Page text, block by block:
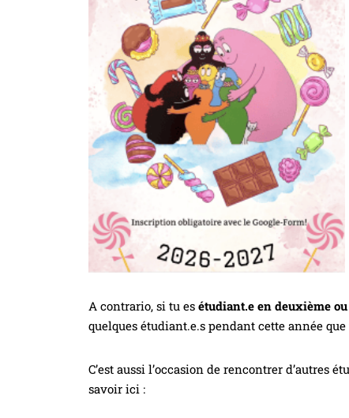
A contrario, si tu es étudiant.e en deuxième
quelques étudiant.e.s pendant cette année
C’est aussi l’occasion de rencontrer d’autres
savoir ici :